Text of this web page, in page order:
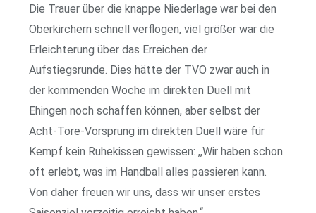
Die Trauer über die knappe Niederlage war bei den
Oberkirchern schnell verflogen, viel größer war die
Erleichterung über das Erreichen der
Aufstiegsrunde. Dies hätte der TVO zwar auch in
der kommenden Woche im direkten Duell mit
Ehingen noch schaffen können, aber selbst der
Acht-Tore-Vorsprung im direkten Duell wäre für
Kempf kein Ruhekissen gewissen: ,,Wir haben schon
oft erlebt, was im Handball alles passieren kann.
Von daher freuen wir uns, dass wir unser erstes